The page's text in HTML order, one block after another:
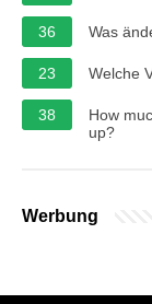
36 Was
23 Welche
38
How
up?
Werbung